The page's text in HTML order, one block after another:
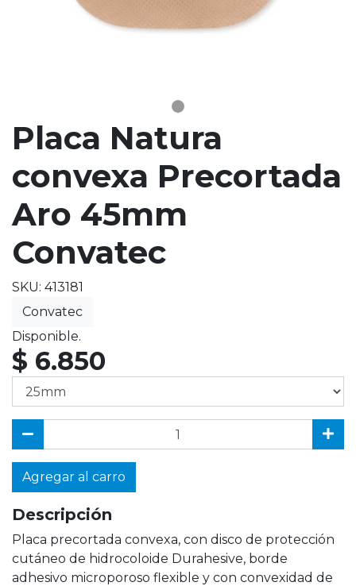
Placa Natura
convexa Precortada
Aro 45mm
Convatec
SKU: 413181
Convatec
Disponible.
$ 6.850
Agregar al carro
Descripción
Placa precortada convexa, con disco de protección
cutáneo de hidrocoloide Durahesive, borde
adhesivo microporoso flexible y con convexidad de